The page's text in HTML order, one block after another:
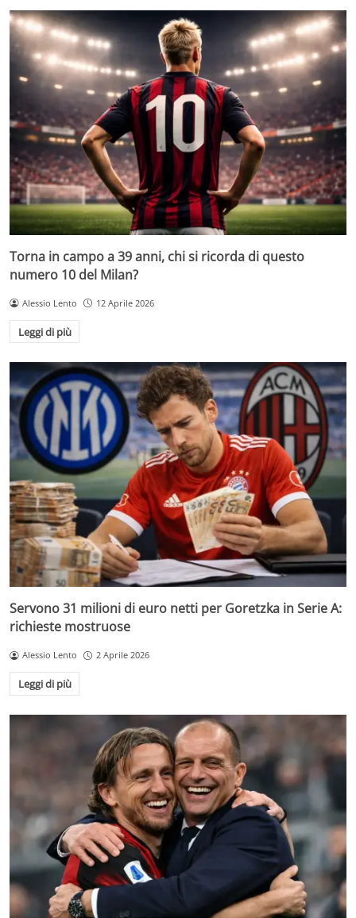
Torna in campo a 39 anni, chi si ricorda di questo
numero 10 del Milan?
Alessio Lento 12 Aprile 2026
Leggi di più
Servono 31 milioni di euro netti per Goretzka in Serie A:
richieste mostruose
Alessio Lento 2 Aprile 2026
Leggi di più